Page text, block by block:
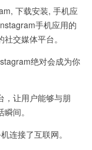
下载安装, 手机应
手机应用的
交媒体平台。
绝对会成为你
让用户能够与朋
间。
接了互联网。